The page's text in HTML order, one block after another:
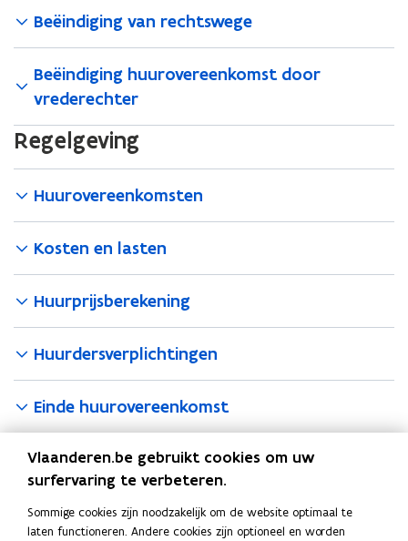
Beëindiging van rechtswege
Beëindiging huurovereenkomst door
vrederechter
Regelgeving
Huurovereenkomsten
Kosten en lasten
Huurprijsberekening
Huurdersverplichtingen
Einde huurovereenkomst
Opleidingen en documenten
Sociale verhuurders kunnen aanmelden op deze website en
vinden dan:
Vlaanderen.be gebruikt cookies om uw
surfervaring te verbeteren.
Sommige cookies zijn noodzakelijk om de website optimaal te
laten functioneren. Andere cookies zijn optioneel en worden